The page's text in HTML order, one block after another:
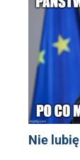
Nie lubię